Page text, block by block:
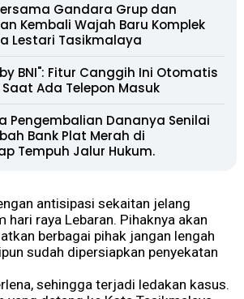
Gandara Grup dan
Kembali Wajah Baru Komplek
Lestari Tasikmalaya
BNI": Fitur Canggih Ini Otomatis
Ada Telepon Masuk
Pengembalian Dananya Senilai
Bank Plat Merah di
Tempuh Jalur Hukum.
antisipasi sekaitan jelang
hari raya Lebaran. Pihaknya akan
berbagai pihak jangan lengah
sudah dipersiapkan penyekatan
sehingga terjadi ledakan kasus.